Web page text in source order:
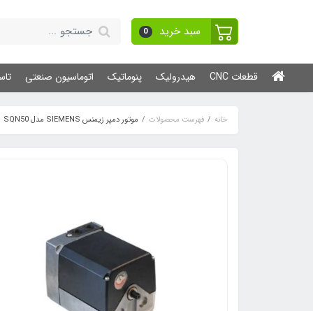
سبد خرید 0
قطعات CNC هیدرولیک پنوماتیک اتوماسیون صنعتی
خانه فهرست محصولات موتور دمپر زیمنس SIEMENS مدل SQN50